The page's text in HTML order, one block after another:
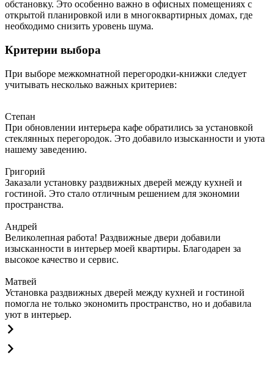
обстановку. Это особенно важно в офисных помещениях с
открытой планировкой или в многоквартирных домах, где
необходимо снизить уровень шума.
Критерии выбора
При выборе межкомнатной перегородки-книжки следует
учитывать несколько важных критериев:
Степан
При обновлении интерьера кафе обратились за установкой
стеклянных перегородок. Это добавило изысканности и уюта
нашему заведению.
Григорий
Заказали установку раздвижных дверей между кухней и
гостиной. Это стало отличным решением для экономии
пространства.
Андрей
Великолепная работа! Раздвижные двери добавили
изысканности в интерьер моей квартиры. Благодарен за
высокое качество и сервис.
Матвей
Установка раздвижных дверей между кухней и гостиной
помогла не только экономить пространство, но и добавила
уют в интерьер.